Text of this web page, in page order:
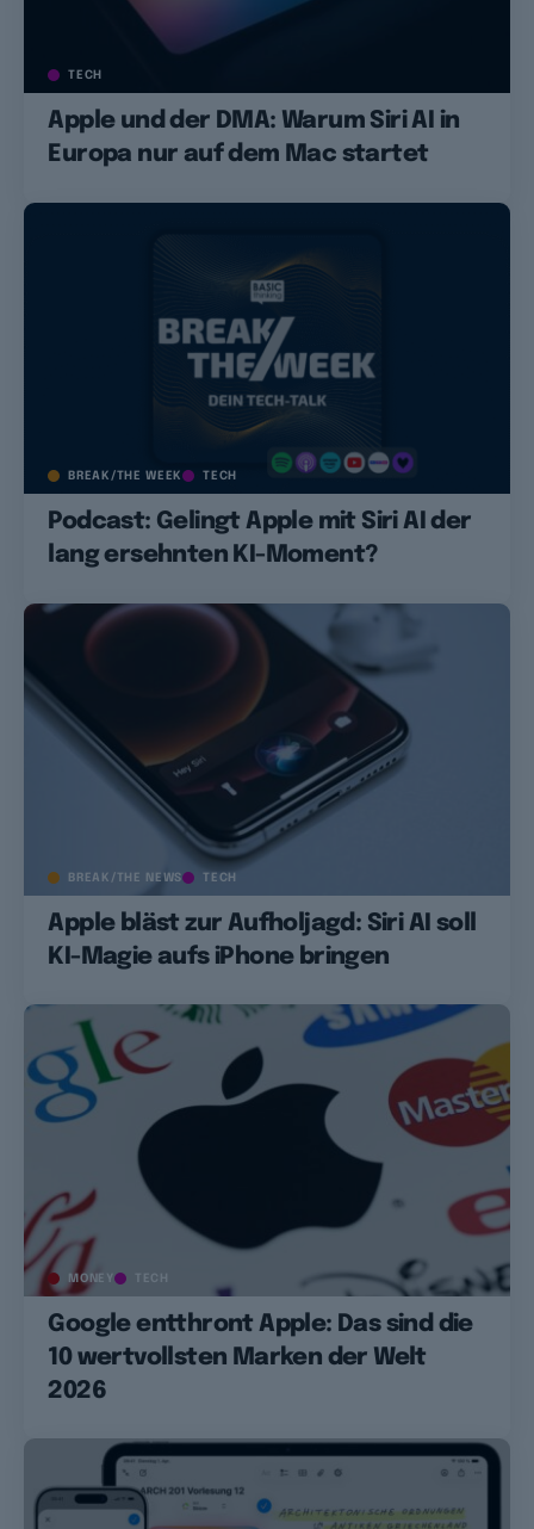
TECH
Apple und der DMA: Warum Siri AI in
Europa nur auf dem Mac startet
BREAK/THE WEEK TECH
Podcast: Gelingt Apple mit Siri AI der
lang ersehnten KI-Moment?
BREAK/THE NEWS TECH
Apple bläst zur Aufholjagd: Siri AI soll
KI-Magie aufs iPhone bringen
MONEY TECH
Google entthront Apple: Das sind die
10 wertvollsten Marken der Welt
2026